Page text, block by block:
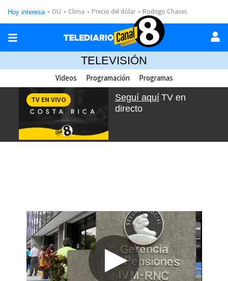
Hoy interesa OIJ Clima Precio del dólar Rodrigo Chaves
TELEVISIÓN
Videos Programación Programas
Seguí aquí TV en
directo
TV EN VIVO